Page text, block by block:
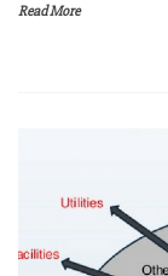
Read More